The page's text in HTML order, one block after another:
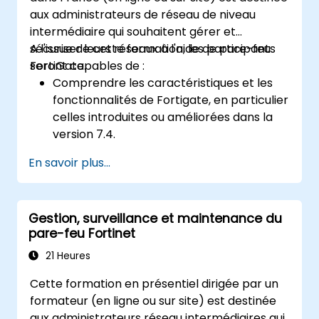
contre une variété de menaces réseau.
Dépanner les problèmes courants dans
les configurations HA et gérer
efficacement les environnements HA.
aux administrateurs de réseau de niveau
intermédiaire qui souhaitent gérer et
sécuriser leurs réseaux à l'aide de pare-feu
FortiGate.
A l'issue de cette formation, les participants
seront capables de :
Comprendre les caractéristiques et les
fonctionnalités de Fortigate, en particulier
celles introduites ou améliorées dans la
version 7.4.
FortiGate et mettre en œuvre des
fonctions de sécurité avancées.
Déployer et gérer des mesures de
sécurité avancées telles que l'IPS,
l'antivirus, le filtrage web et la gestion des
menaces.
les journaux et générer des rapports pour
l'audit et la conformité.
En savoir plus...
Gestion, surveillance et maintenance du
pare-feu Fortinet
21 Heures
Cette formation en présentiel dirigée par un
formateur (en ligne ou sur site) est destinée